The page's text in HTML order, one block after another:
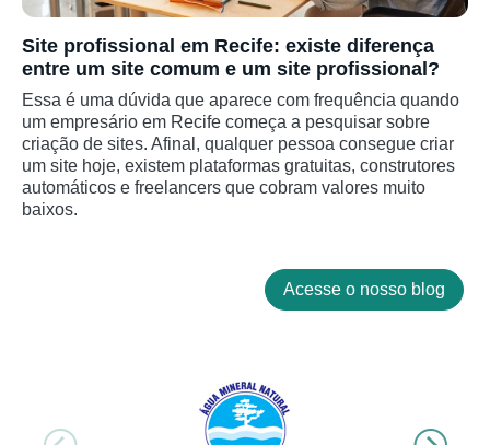
Site profissional em Recife: existe diferença
entre um site comum e um site profissional?
Essa é uma dúvida que aparece com frequência quando
um empresário em Recife começa a pesquisar sobre
criação de sites. Afinal, qualquer pessoa consegue criar
um site hoje, existem plataformas gratuitas, construtores
automáticos e freelancers que cobram valores muito
baixos.
Acesse o nosso blog